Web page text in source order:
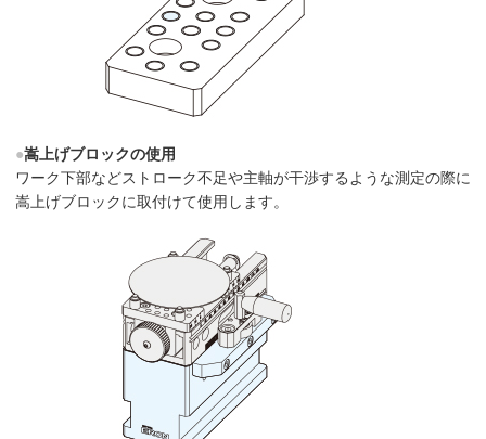
●嵩上げブロックの使用
ワーク下部などストローク不足や主軸が干渉するような測定の際に
嵩上げブロックに取付けて使用します。